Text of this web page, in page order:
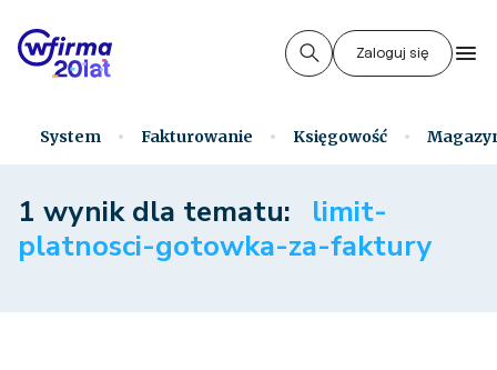
Zaloguj się
System Fakturowanie Księgowość
1 wynik dla tematu:
limit-
platnosci-gotowka-za-faktury